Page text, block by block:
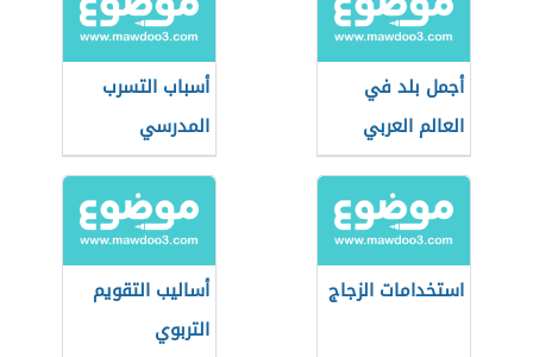
أجمل بلد في
العالم العربي
أسباب التسرب
المدرسي
استخدامات الزجاج
أساليب التقويم
التربوي